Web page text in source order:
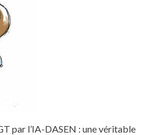
par l’IA-DASEN : une véritable